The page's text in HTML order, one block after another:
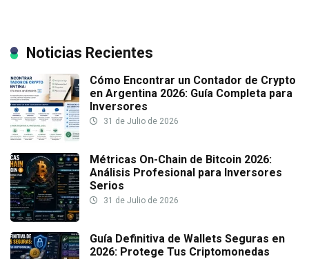
Noticias Recientes
Cómo Encontrar un Contador de Crypto
en Argentina 2026: Guía Completa para
Inversores
31 de Julio de 2026
Métricas On-Chain de Bitcoin 2026:
Análisis Profesional para Inversores
Serios
31 de Julio de 2026
Guía Definitiva de Wallets Seguras en
2026: Protege Tus Criptomonedas